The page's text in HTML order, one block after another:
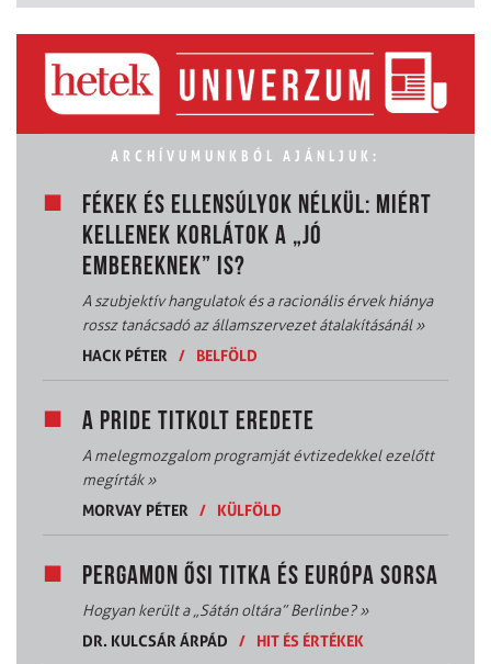
ARCHÍVUMUNKBÓL AJÁNLJUK:
FÉKEK ÉS ELLENSÚLYOK NÉLKÜL: MIÉRT
KELLENEK KORLÁTOK A „JÓ
EMBEREKNEK” IS?
A szubjektív hangulatok és a racionális érvek hiánya
rossz tanácsadó az államszervezet átalakításánál»
HACK PÉTER / BELFÖLD
A PRIDE TITKOLT EREDETE
A melegmozgalom programját évtizedekkel ezelőtt
megírták»
MORVAY PÉTER / KÜLFÖLD
PERGAMON ŐSI TITKA ÉS EURÓPA SORSA
Hogyan került a „Sátán oltára” Berlinbe?»
DR. KULCSÁR ÁRPÁD
/ HIT ÉS ÉRTÉKEK